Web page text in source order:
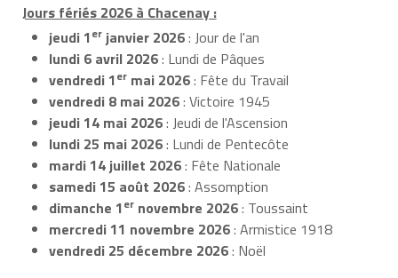
Jours fériés 2026 à Chacenay :
jeudi 1er janvier 2026: Jour de l'an
lundi 6 avril 2026: Lundi de Pâques
vendredi 1er mai 2026: Fête du Travail
vendredi 8 mai 2026: Victoire 1945
jeudi 14 mai 2026: Jeudi de l'Ascension
lundi 25 mai 2026: Lundi de Pentecôte
mardi 14 juillet 2026: Fête Nationale
samedi 15 août 2026: Assomption
dimanche 1er novembre 2026: Toussaint
mercredi 11 novembre 2026: Armistice 1918
vendredi 25 décembre 2026: Noël